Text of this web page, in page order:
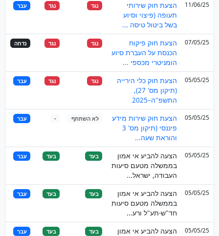
11/06/25
הצעת חוק שירותי
תעופה (פיצוי וסיוע
בשל ביטול טיסה ...
נגד נגד עבר
07/05/25
הצעת חוק פיקוח
הכנסת על העברת סיוע
הומניטרי מכספי ...
נגד נגד נדחה
05/05/25
הצעת חוק כלי הירייה
(תיקון מס' 27),
התשפ"ה–2025
נגד נגד עבר
05/05/25
הצעת חוק שירות מידע
פיננסי (תיקון מס' 3
והוראת שעה...
לא השתתף - עבר
05/05/25
הצעה להביע אי אמון
בממשלה מטעם סיעות
העבודה, ישראל...
בעד בעד עבר
05/05/25
הצעה להביע אי אמון
בממשלה מטעם סיעות
חד"ש-תע"ל ורע...
בעד בעד עבר
05/05/25
הצעה להביע אי אמון
בעד בעד עבר